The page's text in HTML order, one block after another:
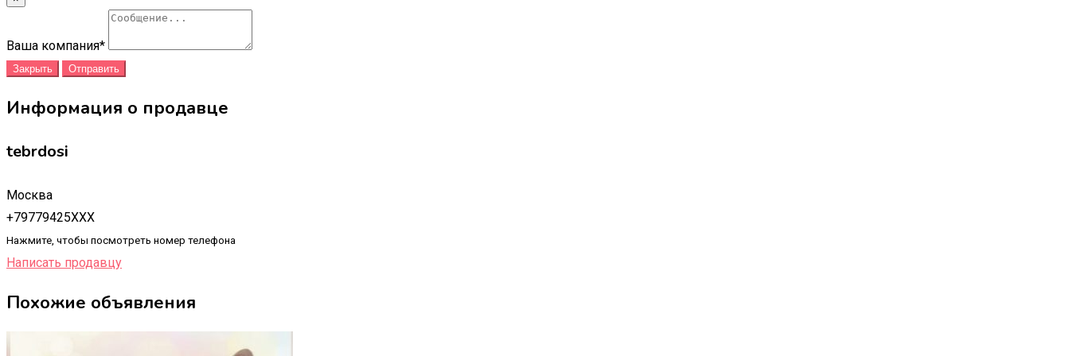
Ваша компания*
Закрыть Отправить
Информация о продавце
tebrdosi
Москва
+79779425XXX
Нажмите, чтобы посмотреть номер телефона
Написать продавцу
Похожие объявления